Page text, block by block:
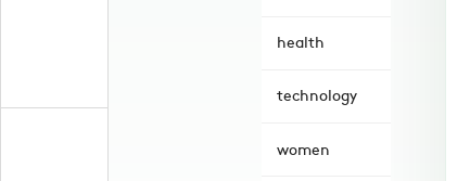
health
technology
women